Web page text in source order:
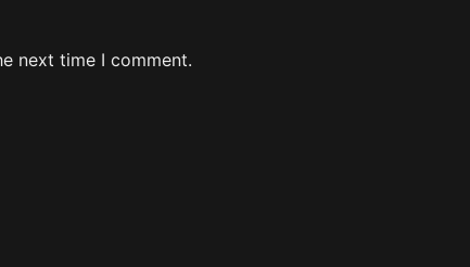
next time I comment.